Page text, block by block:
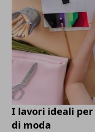
I lavori ideali
di moda